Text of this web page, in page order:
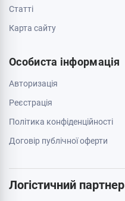
Cтатті
Карта сайту
Особиста інформація
Авторизація
Реєстрація
Політика конфіденційності
Договір публічної оферти
Логістичний партнер